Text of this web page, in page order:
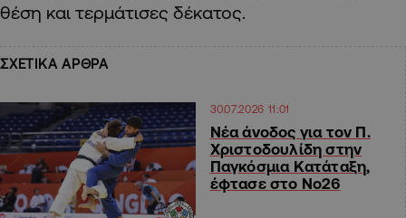
θέση και τερμάτισες δέκατος.
ΣΧΕΤΙΚΑ ΑΡΘΡΑ
30.07.2026 11:01
Νέα άνοδος για τον Π.
Χριστοδουλίδη στην
Παγκόσμια Κατάταξη,
έφτασε στο Νο26